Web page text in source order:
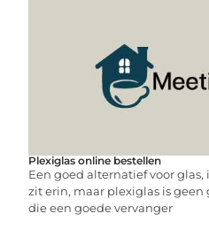
Plexiglas online bestellen
Een goed alternatief voor
zit erin, maar plexiglas is geen
die een goede vervanger